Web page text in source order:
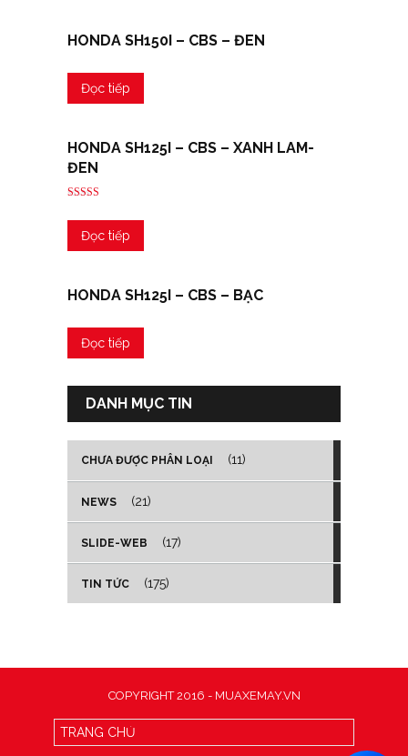
HONDA SH150I – CBS – ĐEN
Đọc tiếp
HONDA SH125I – CBS – XANH LAM-
ĐEN
hạng
5.00
5 saoĐọc tiếp
HONDA SH125I – CBS – BẠC
Đọc tiếp
DANH MỤC TIN
CHƯA ĐƯỢC PHÂN LOẠI (11)
NEWS (21)
SLIDE-WEB (17)
TIN TỨC (175)
COPYRIGHT 2016 - MUAXEMAY.VN